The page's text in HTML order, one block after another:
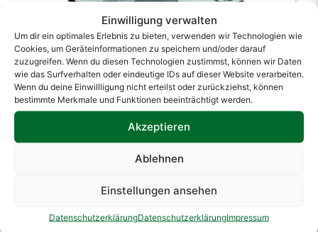
Einwilligung verwalten
Um dir ein optimales Erlebnis zu bieten, verwenden wir Technologien wie
Cookies, um Geräteinformationen zu speichern und/oder darauf
zuzugreifen. Wenn du diesen Technologien zustimmst, können wir Daten
wie das Surfverhalten oder eindeutige IDs auf dieser Website verarbeiten.
Wenn du deine Einwillligung nicht erteilst oder zurückziehst, können
bestimmte Merkmale und Funktionen beeinträchtigt werden.
Akzeptieren
Ablehnen
Einstellungen ansehen
DatenschutzerklärungDatenschutzerklärungImpressum
Brotschneidemaschine Serie RTP 250 mit
gezahntem Messer für gewerbliche Anwender
Alter Preis: 1.580,00€
Ursprünglicher
Preis
1.580,00 €
Neuer Preis: 1.390,00
Aktueller
Preis
1.390,00 €.
exkl. MwSt.